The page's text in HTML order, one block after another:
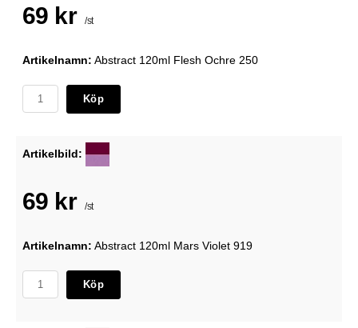
69 kr /st
Artikelnamn: Abstract 120ml Flesh Ochre 250
Köp
Artikelbild:
69 kr /st
Artikelnamn: Abstract 120ml Mars Violet 919
Köp